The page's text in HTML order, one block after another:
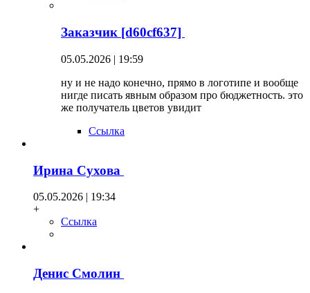
Заказчик [d60cf637]
05.05.2026 | 19:59
ну и не надо конечно, прямо в логотипе и вообще
нигде писать явным образом про бюджетность. это
же получатель цветов увидит
Ссылка
Ирина Сухова
05.05.2026 | 19:34
+
Ссылка
Денис Смолин